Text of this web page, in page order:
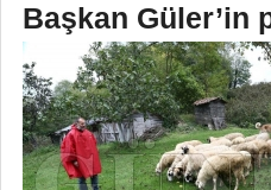
Başkan Güler’in